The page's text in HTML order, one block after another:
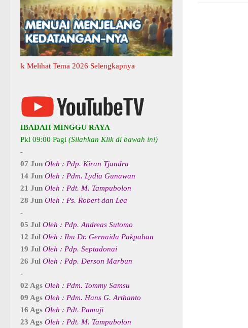
Tema 2026 Selengkapnya
IBADAH MINGGU RAYA
Pkl 09:00 Pagi (Silahkan Klik di bawah ini)
-
07 Jun Oleh : Pdp. Kiran Tjandra
14 Jun Oleh : Pdm. Lydia Gunawan
21 Jun Oleh : Pdt. M. Tampubolon
28 Jun Oleh : Ps. Robert dan Lea
-
05 Jul Oleh : Pdp. Andreas Sutomo
12 Jul Oleh : Ibu Dr. Gernaida Pakpahan
19 Jul Oleh : Pdp. Septadonai
26 Jul Oleh : Pdp. Derson Marbun
-
02 Ags Oleh : Pdm. Tommy Samsu
09 Ags Oleh : Pdm. Hans G. Arthanto
16 Ags Oleh : Pdt. Pamuji
23 Ags Oleh : Pdt. M. Tampubolon